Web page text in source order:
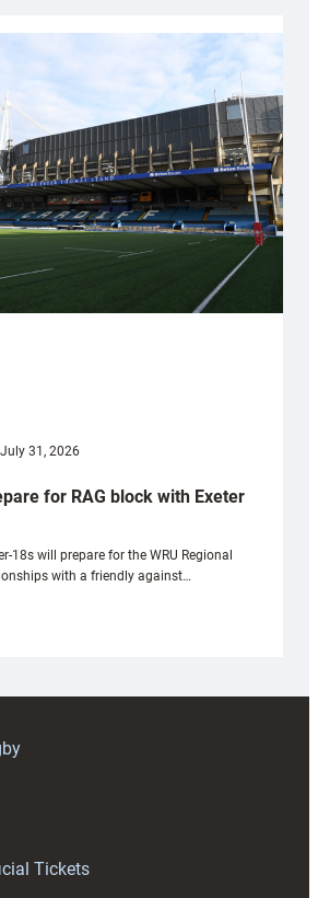
July 31, 2026
for RAG block with Exeter
18s will prepare for the WRU Regional
with a friendly against…
Tickets